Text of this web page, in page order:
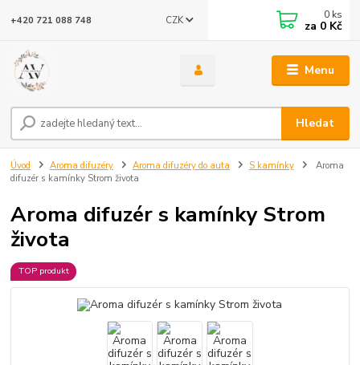
Menu
CZK
Hledat
+420 721 088 748 0 ks
za 0 Kč
Úvod Aroma difuzéry Aroma difuzéry do auta S kamínky
Aroma
difuzér s kamínky Strom života
Aroma difuzér s kamínky Strom
života
TOP produkt